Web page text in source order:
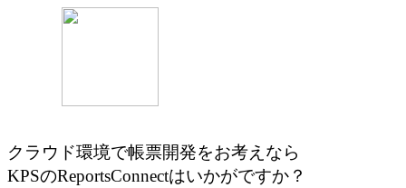
クラウド環境で帳票開発をお
KPSのReportsConnectはいかがですか？